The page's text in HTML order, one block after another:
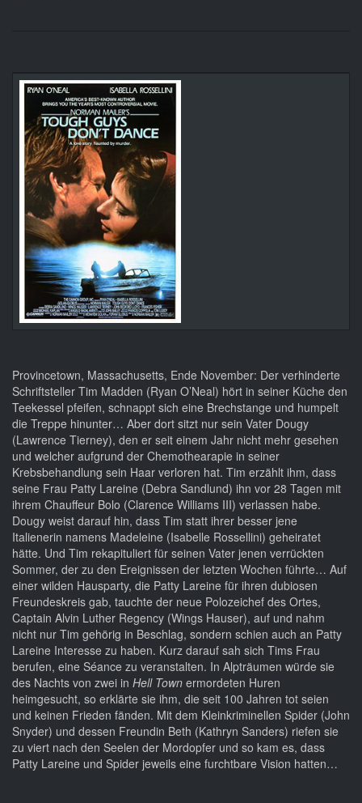
Provincetown, Massachusetts, Ende November: Der verhinderte
Schriftsteller Tim Madden (Ryan O’Neal) hört in seiner Küche den
Teekessel pfeifen, schnappt sich eine Brechstange und humpelt
die Treppe hinunter… Aber dort sitzt nur sein Vater Dougy
(Lawrence Tierney), den er seit einem Jahr nicht mehr gesehen
und welcher aufgrund der Chemothearapie in seiner
Krebsbehandlung sein Haar verloren hat. Tim erzählt ihm, dass
seine Frau Patty Lareine (Debra Sandlund) ihn vor 28 Tagen mit
ihrem Chauffeur Bolo (Clarence Williams III) verlassen habe.
Dougy weist darauf hin, dass Tim statt ihrer besser jene
Italienerin namens Madeleine (Isabelle Rossellini) geheiratet
hätte. Und Tim rekapituliert für seinen Vater jenen verrückten
Sommer, der zu den Ereignissen der letzten Wochen führte… Auf
einer wilden Hausparty, die Patty Lareine für ihren dubiosen
Freundeskreis gab, tauchte der neue Polozeichef des Ortes,
Captain Alvin Luther Regency (Wings Hauser), auf und nahm
nicht nur Tim gehörig in Beschlag, sondern schien auch an Patty
Lareine Interesse zu haben. Kurz darauf sah sich Tims Frau
berufen, eine Séance zu veranstalten. In Alpträumen würde sie
des Nachts von zwei in Hell Town ermordeten Huren
heimgesucht, so erklärte sie ihm, die seit 100 Jahren tot seien
und keinen Frieden fänden. Mit dem Kleinkriminellen Spider (John
Snyder) und dessen Freundin Beth (Kathryn Sanders) riefen sie
zu viert nach den Seelen der Mordopfer und so kam es, dass
Patty Lareine und Spider jeweils eine furchtbare Vision hatten…